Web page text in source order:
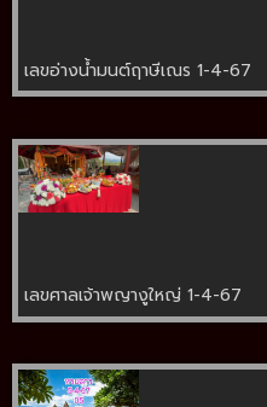
เลขอ่างน้ำมนต์ฤาษีเณร 1-4-67
เลขศาลเจ้าพญางูใหญ่ 1-4-67